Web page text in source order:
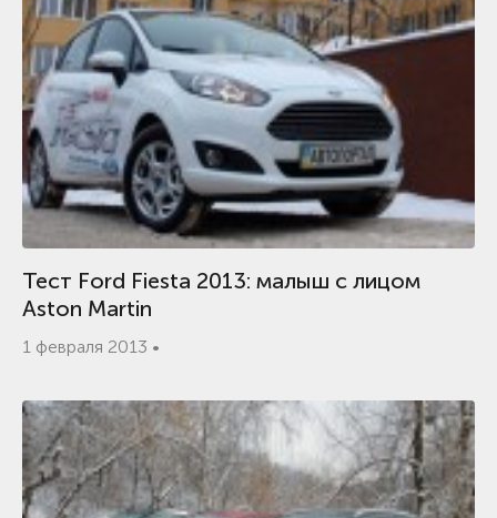
Тест Ford Fiesta 2013: малыш с лицом
Aston Martin
1 февраля 2013 •